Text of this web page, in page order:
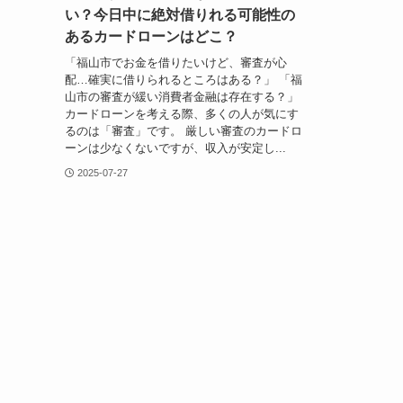
い？今日中に絶対借りれる可能性の
あるカードローンはどこ？
「福山市でお金を借りたいけど、審査が心
配…確実に借りられるところはある？」 「福
山市の審査が緩い消費者金融は存在する？」
カードローンを考える際、多くの人が気にす
るのは「審査」です。 厳しい審査のカードロ
ーンは少なくないですが、収入が安定し...
2025-07-27